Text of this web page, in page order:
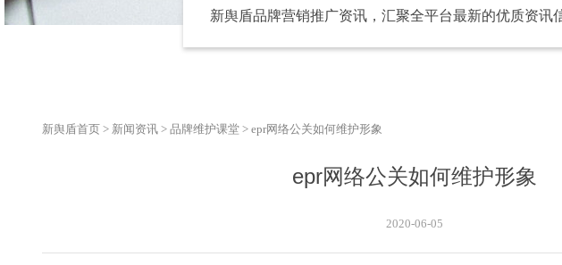
新舆盾品牌营销推广资讯，汇聚全平台最新的优质资讯
新舆盾首页 > 新闻资讯 > 品牌维护课堂 > epr网络公关如何维护形象
epr网络公关如何维护形象
2020-06-05